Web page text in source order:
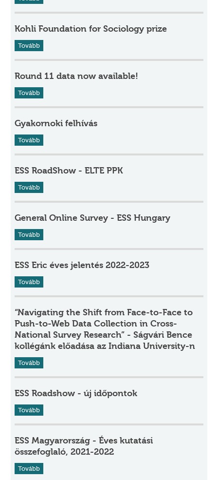
Kohli Foundation for Sociology prize
Tovább
Round 11 data now available!
Tovább
Gyakornoki felhívás
Tovább
ESS RoadShow - ELTE PPK
Tovább
General Online Survey - ESS Hungary
Tovább
ESS Eric éves jelentés 2022-2023
Tovább
“Navigating the Shift from Face-to-Face to
Push-to-Web Data Collection in Cross-
National Survey Research” - Ságvári Bence
kollégánk előadása az Indiana University-n
Tovább
ESS Roadshow - új időpontok
Tovább
ESS Magyarország - Éves kutatási
összefoglaló, 2021-2022
Tovább